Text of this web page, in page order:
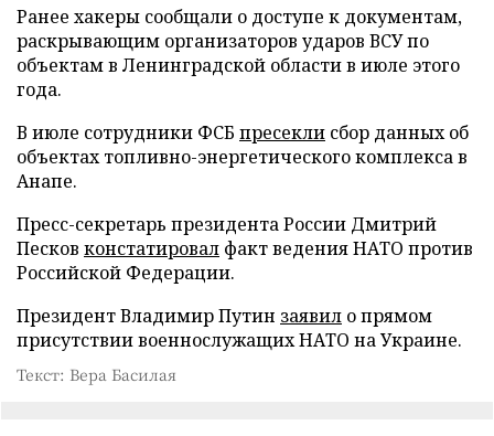
Ранее хакеры сообщали о доступе к документам,
раскрывающим организаторов ударов ВСУ по
объектам в Ленинградской области в июле этого
года.
В июле сотрудники ФСБ пресекли сбор данных об
объектах топливно-энергетического комплекса в
Анапе.
Пресс-секретарь президента России Дмитрий
Песков констатировал факт ведения НАТО против
Российской Федерации.
Президент Владимир Путин заявил о прямом
присутствии военнослужащих НАТО на Украине.
Текст: Вера Басилая